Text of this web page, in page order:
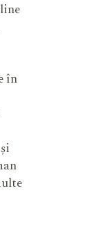
în